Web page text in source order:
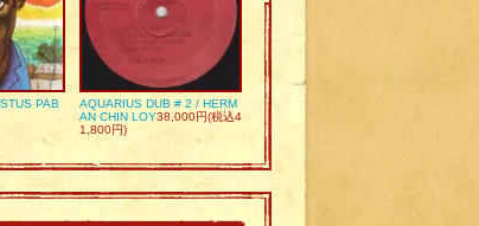
PAB
AQUARIUS DUB # 2 / HERM
AN CHIN LOY38,000円(税込4
1,800円)